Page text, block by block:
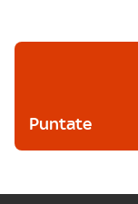
Puntate